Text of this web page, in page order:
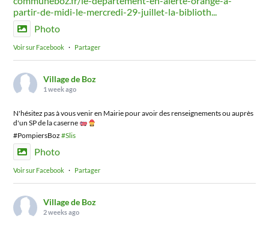
partir-de-midi-le-mercredi-29-juillet-la-biblioth...
Photo
Voir sur Facebook · Partager
Village de Boz
1 week ago
N'hésitez pas à vous venir en Mairie pour avoir des renseignements ou auprès
d'un SP de la caserne
#PompiersBoz#Slis
Photo
Voir sur Facebook · Partager
Village de Boz
2 weeks ago